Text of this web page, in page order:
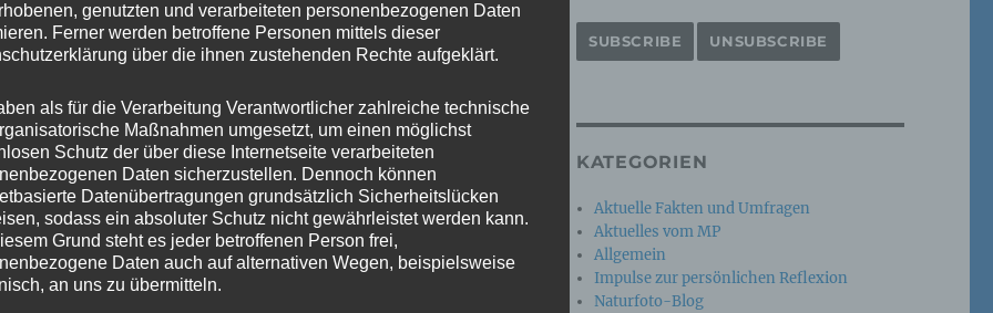
abzugeben.
reduzieren.Erfahre, wie deine Kommentardaten
KATEGORIEN
Aktuelle Fakten und Umfragen
Aktuelles vom MP
Allgemein
Impulse zur persönlichen Reflexion
Naturfoto-Blog
genutzten und verarbeiteten personenbezogenen Daten
Ferner werden betroffene Personen mittels dieser
über die ihnen zustehenden Rechte aufgeklärt.
als für die Verarbeitung Verantwortlicher zahlreiche technische
Maßnahmen umgesetzt, um einen möglichst
Schutz der über diese Internetseite verarbeiteten
Daten sicherzustellen. Dennoch können
Datenübertragungen grundsätzlich Sicherheitslücken
sodass ein absoluter Schutz nicht gewährleistet werden kann.
Grund steht es jeder betroffenen Person frei,
Daten auch auf alternativen Wegen, beispielsweise
an uns zu übermitteln.